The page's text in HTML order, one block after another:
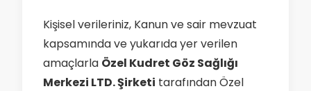
Kişisel verileriniz, Kanun ve sair mevzuat
kapsamında ve yukarıda yer verilen
amaçlarla Özel Kudret Göz Sağlığı
Merkezi LTD. Şirketi tarafından Özel